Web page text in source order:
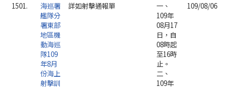
1501.
海巡署
艦隊分
署東部
地區機
動海巡
隊109
年8月
份海上
射擊訓
詳如射擊通報單
一、
109年
08月17
日，自
08時起
至16時
止。
二、
109年
109/08/06